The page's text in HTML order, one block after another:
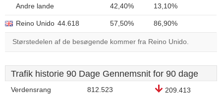
Andre lande 42,40% 13,10%
Reino Unido 44.618 57,50% 86,90%
Størstedelen af de besøgende kommer fra Reino Unido.
Trafik historie 90 Dage Gennemsnit for 90 dage
Verdensrang 812.523 209.413